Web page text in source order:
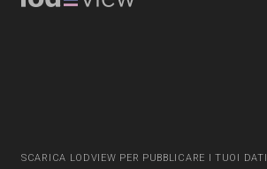
SCARICA LODVIEW PER PUBBLICARE I TUOI DATI